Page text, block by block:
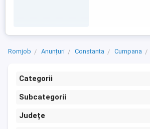
Romjob Anunțuri Constanta Cumpana
Categorii
Subcategorii
Județe